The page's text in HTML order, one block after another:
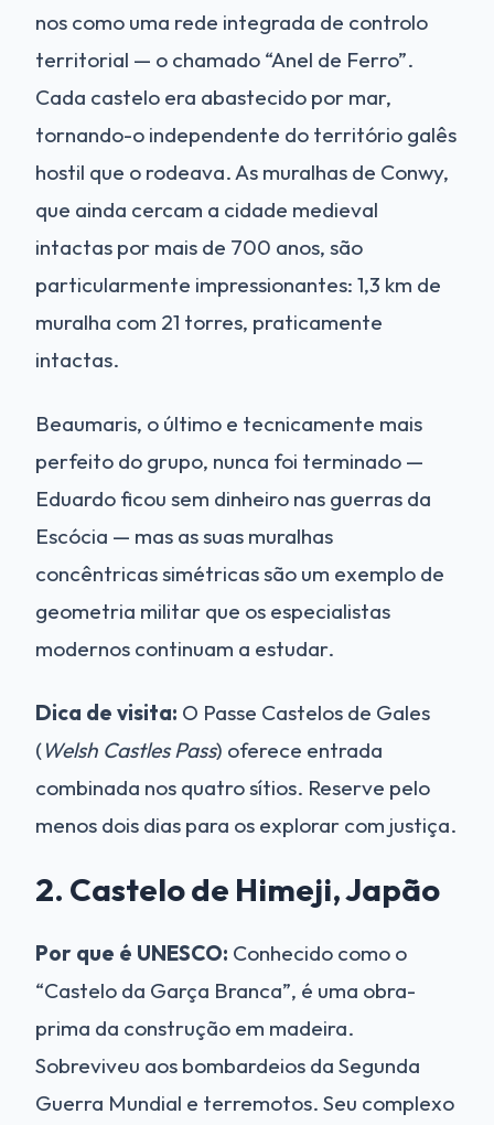
nos como uma rede integrada de controlo
territorial — o chamado “Anel de Ferro”.
Cada castelo era abastecido por mar,
tornando-o independente do território galês
hostil que o rodeava. As muralhas de Conwy,
que ainda cercam a cidade medieval
intactas por mais de 700 anos, são
particularmente impressionantes: 1,3 km de
muralha com 21 torres, praticamente
intactas.
Beaumaris, o último e tecnicamente mais
perfeito do grupo, nunca foi terminado —
Eduardo ficou sem dinheiro nas guerras da
Escócia — mas as suas muralhas
concêntricas simétricas são um exemplo de
geometria militar que os especialistas
modernos continuam a estudar.
Dica de visita: O Passe Castelos de Gales
(Welsh Castles Pass) oferece entrada
combinada nos quatro sítios. Reserve pelo
menos dois dias para os explorar com justiça.
2. Castelo de Himeji, Japão
Por que é UNESCO: Conhecido como o
“Castelo da Garça Branca”, é uma obra-
prima da construção em madeira.
Sobreviveu aos bombardeios da Segunda
Guerra Mundial e terremotos. Seu complexo